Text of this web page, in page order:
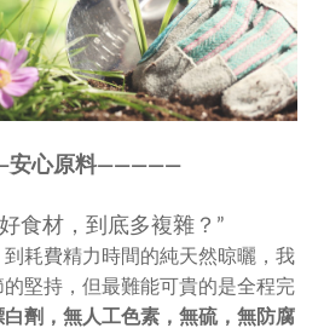
安心原料—————
食材，到底多複雜？”
耗費精力時間的純天然晾曬，我
堅持，但最難能可貴的是全程完
劑，無人工色素， 無硫，無防腐